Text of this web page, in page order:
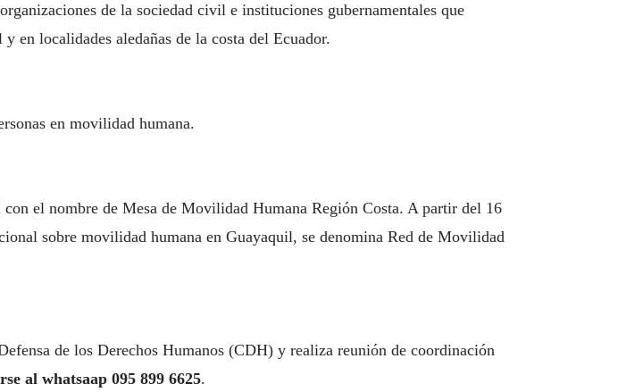
de la sociedad civil e instituciones gubernamentales que
en localidades aledañas de la costa del Ecuador.
en movilidad humana.
el nombre de Mesa de Movilidad Humana Región Costa. A partir del 16
sobre movilidad humana en Guayaquil, se denomina Red de Movilidad
de los Derechos Humanos (CDH) y realiza reunión de coordinación
al whatsaap 095 899 6625.